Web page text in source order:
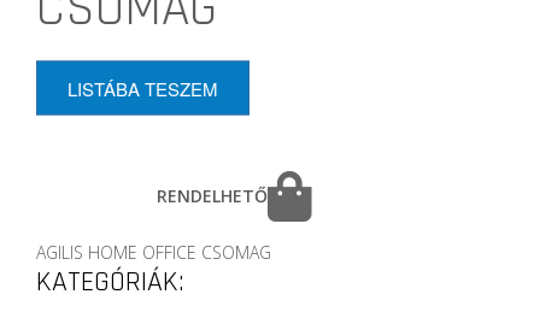
LISTÁBA TESZEM
RENDELHETŐ
AGILIS HOME OFFICE CSOMAG
KATEGÓRIÁK: